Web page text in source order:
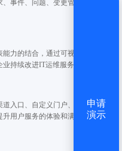
事件、问题、变更管理
力的结合，通过可视化
业持续改进IT运维服务的质量
入口、自定义门户、服务快速
升用户服务的体验和满意度
申请
演示